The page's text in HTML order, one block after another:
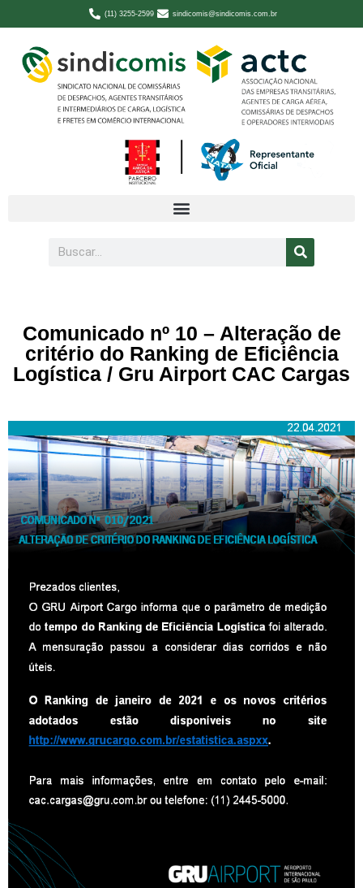
(11) 3255-2599 sindicomis@sindicomis.com.br
Comunicado nº 10 – Alteração de
critério do Ranking de Eficiência
Logística / Gru Airport CAC Cargas